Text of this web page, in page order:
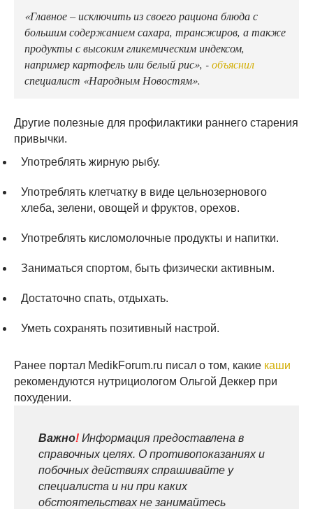
«Главное – исключить из своего рациона блюда с
большим содержанием сахара, трансжиров, а также
продукты с высоким гликемическим индексом,
например картофель или белый рис», -объяснил
специалист «Народным Новостям».
Другие полезные для профилактики раннего старения
привычки.
Употреблять жирную рыбу.
Употреблять клетчатку в виде цельнозернового
хлеба, зелени, овощей и фруктов, орехов.
Употреблять кисломолочные продукты и напитки.
Заниматься спортом, быть физически активным.
Достаточно спать, отдыхать.
Уметь сохранять позитивный настрой.
Ранее портал MedikForum.ru писал о том, какие каши
рекомендуются нутрициологом Ольгой Деккер при
похудении.
Важно! Информация предоставлена в
справочных целях. О противопоказаниях и
побочных действиях спрашивайте у
специалиста и ни при каких
обстоятельствах не занимайтесь